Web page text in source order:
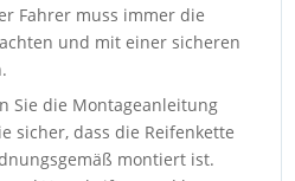
Fahrer muss immer die
und mit einer sicheren
Sie die Montageanleitung
sicher, dass die Reifenkette
montiert ist.